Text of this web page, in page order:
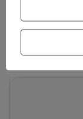
serwatka w
aromaty, sól,